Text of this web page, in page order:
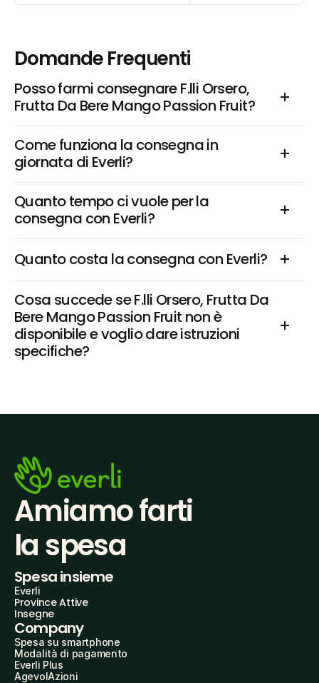
Domande Frequenti
Posso farmi consegnare F.lli Orsero,
Frutta Da Bere Mango Passion Fruit?
Come funziona la consegna in
giornata di Everli?
Quanto tempo ci vuole per la
consegna con Everli?
Quanto costa la consegna con Everli?
Cosa succede se F.lli Orsero, Frutta Da
Bere Mango Passion Fruit non è
disponibile e voglio dare istruzioni
specifiche?
Amiamo farti
la spesa
Spesa insieme
Everli
Province Attive
Insegne
Company
Spesa su smartphone
Modalità di pagamento
Everli Plus
AgevolAzioni